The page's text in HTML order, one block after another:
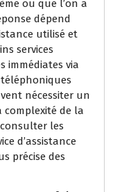
ou que l’on a
dépend
utilisé et
services
immédiates via
nécessiter un
de la
les
d’assistance
précise des